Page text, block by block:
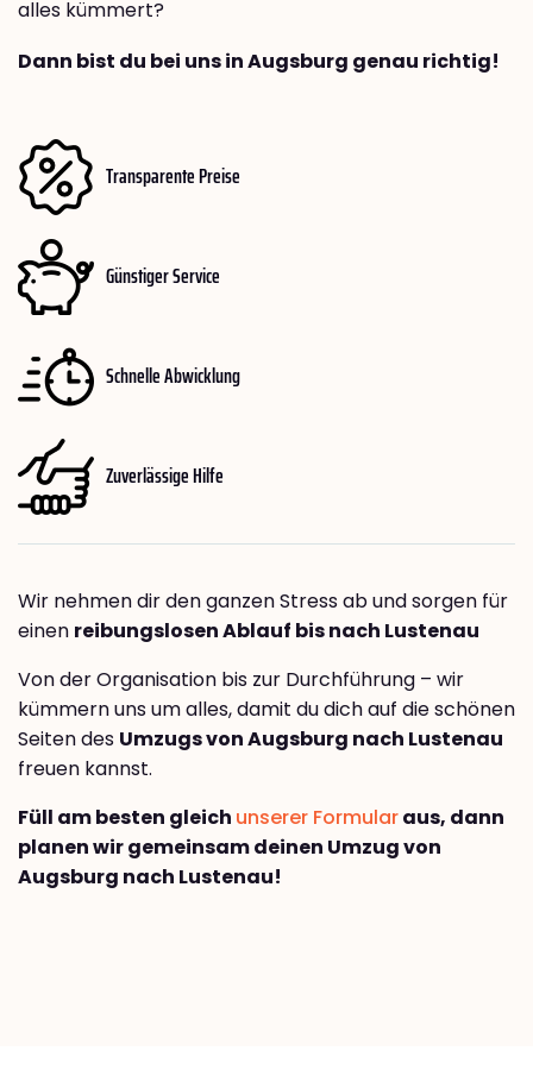
alles kümmert?
Dann bist du bei uns in Augsburg genau richtig!
Transparente Preise
Günstiger Service
Schnelle Abwicklung
Zuverlässige Hilfe
Wir nehmen dir den ganzen Stress ab und sorgen für
einen reibungslosen Ablauf bis nach Lustenau
Von der Organisation bis zur Durchführung – wir
kümmern uns um alles, damit du dich auf die schönen
Seiten des Umzugs von Augsburg nach Lustenau
freuen kannst.
Füll am besten gleich unserer Formularaus, dann
planen wir gemeinsam deinen Umzug von
Augsburg nach Lustenau!